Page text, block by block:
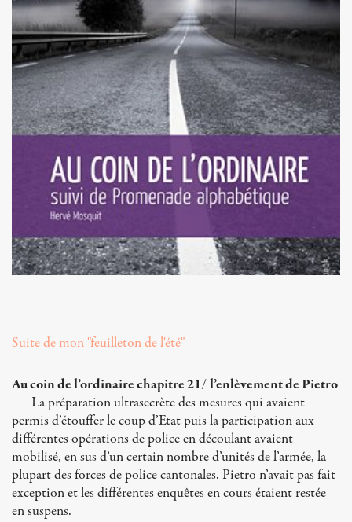
Suite de mon "feuilleton de l'été"
Au coin de l’ordinaire chapitre 21/ l’enlèvement de Pietro
La préparation ultrasecrète des mesures qui avaient
permis d’étouffer le coup d’Etat puis la participation aux
différentes opérations de police en découlant avaient
mobilisé, en sus d’un certain nombre d’unités de l’armée, la
plupart des forces de police cantonales. Pietro n’avait pas fait
exception et les différentes enquêtes en cours étaient restée
en suspens.